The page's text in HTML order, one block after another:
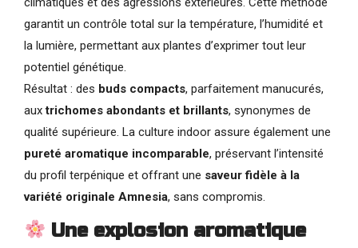
garantit un contrôle total sur la température, l’humidité et
la lumière, permettant aux plantes d’exprimer tout leur
potentiel génétique.
Résultat : des buds compacts, parfaitement manucurés,
auxtrichomes abondants et brillants, synonymes de
qualité supérieure. La culture indoor assure également une
pureté aromatique incomparable, préservant l’intensité
du profil terpénique et offrant une saveur fidèle à la
variété originale Amnesia, sans compromis.
Une explosion aromatique